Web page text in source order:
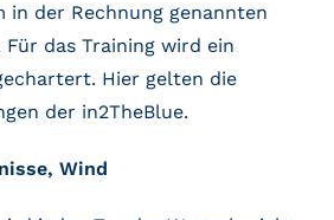
in der Rechnung genannten
das Training wird ein
Hier gelten die
der in2TheBlue.
Wind